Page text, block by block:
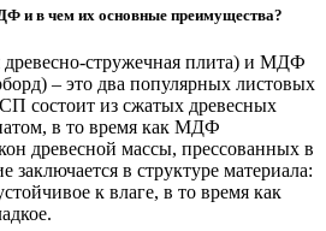
и в чем их основные преимущества?
стружечная плита) и МДФ
– это два популярных листовых
состоит из сжатых древесных
в то время как МДФ
древесной массы, прессованных в
в структуре материала:
к влаге, в то время как